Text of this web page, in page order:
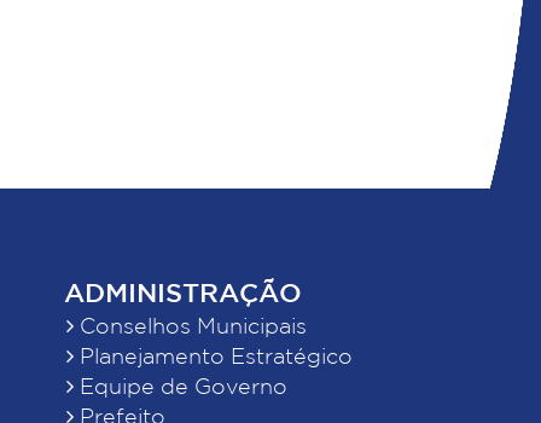
ADMINISTRAÇÃO
Conselhos Municipais
Planejamento Estratégico
Equipe de Governo
Prefeito